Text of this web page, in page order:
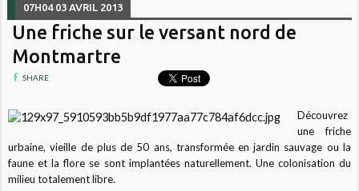
07H04 03 AVRIL 2013
Une friche sur le versant nord de
Montmartre
SHARE
Découvrez
une friche
urbaine, vieille de plus de 50 ans, transformée en jardin sauvage ou la
faune et la flore se sont implantées naturellement. Une colonisation du
milieu totalement libre.